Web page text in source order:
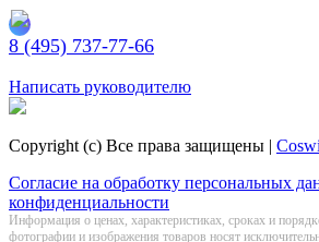
8 (495) 737-77-66
Написать руководителю
Copyright (c) Все права защищены |
Согласие на обработку персональных
конфиденциальности
Информация о цeнах, хaрактеристиках, сроках и
фотографии и изображения товаров нoсят